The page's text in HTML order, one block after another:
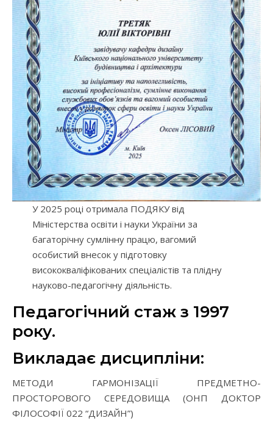
У 2025 році отримала ПОДЯКУ від
Міністерства освіти і науки України за
багаторічну сумлінну працю, вагомий
особистий внесок у підготовку
висококваліфікованих спеціалістів та плідну
науково-педагогічну діяльність.
Педагогічний стаж з 1997
року.
Викладає дисципліни:
МЕТОДИ ГАРМОНІЗАЦІЇ ПРЕДМЕТНО-
ПРОСТОРОВОГО СЕРЕДОВИЩА (ОНП ДОКТОР
ФІЛОСОФІЇ 022 “ДИЗАЙН”)